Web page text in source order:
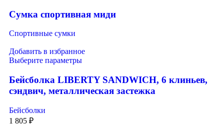
Сумка спортивная миди
Спортивные сумки
Добавить в избранное
Выберите параметры
Бейсболка LIBERTY SANDWICH, 6 клиньев,
сэндвич, металлическая застежка
Бейсболки
1 805 ₽